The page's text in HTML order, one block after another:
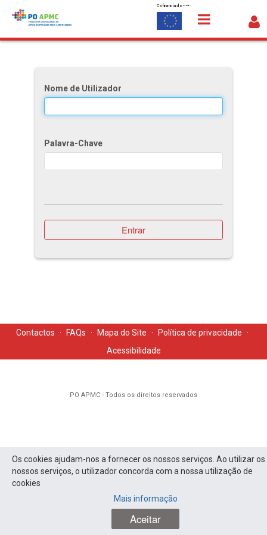
Saltar para o conteúdo
Os cookies ajudam-nos a fornecer os nossos serviços. Ao utilizar os
nossos serviços, o utilizador concorda com a nossa utilização de
cookies
Mais informação
Aceitar
Cofinanciado por:
Nome de Utilizador
Palavra-Chave
Entrar
Contactos · FAQs · Mapa do Site · Política de privacidade
·
Acessibilidade
PO APMC - Todos os direitos reservados